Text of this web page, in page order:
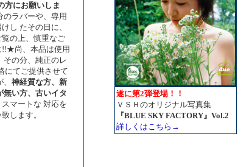
方にお願いしま
ラバーや、専用
し たその日に、
の上、慎重なご
!!★尚、本品は使用
その分、純正のレ
にてご提供させて
神経質な方、新
無い方、古いイタ
スマートな 対応を
します。
遂に第2弾登場！！
ＶＳＨのオリジナル写真集
『BLUE SKY FACTORY』Vol.2
詳しくはこちら→